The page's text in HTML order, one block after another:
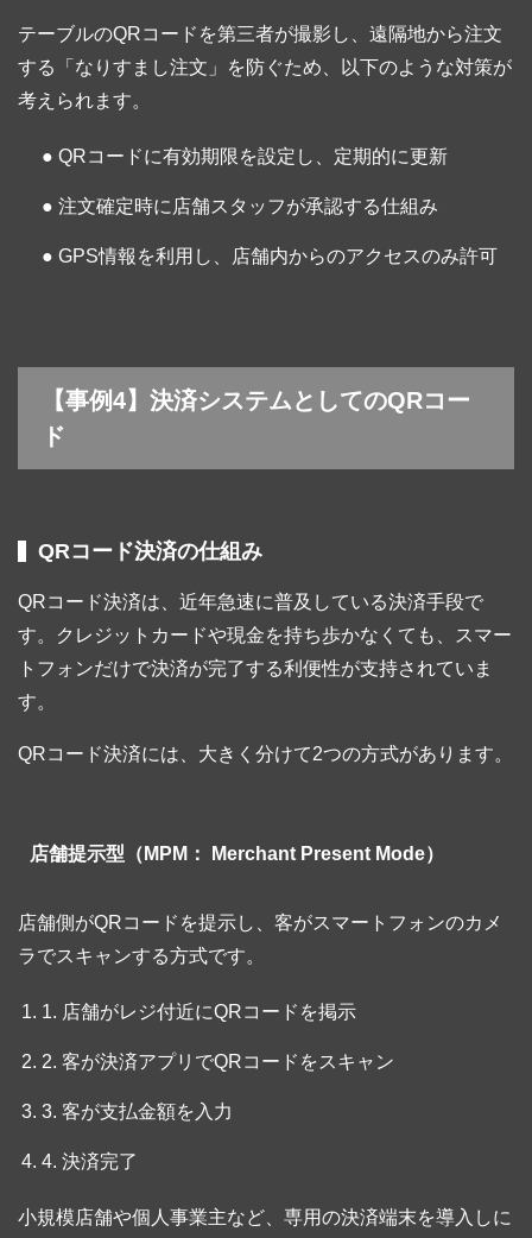
テーブルのQRコードを第三者が撮影し、遠隔地から注文
する「なりすまし注文」を防ぐため、以下のような対策が
考えられます。
● QRコードに有効期限を設定し、定期的に更新
● 注文確定時に店舗スタッフが承認する仕組み
● GPS情報を利用し、店舗内からのアクセスのみ許可
【事例4】決済システムとしてのQRコー
ド
QRコード決済の仕組み
QRコード決済は、近年急速に普及している決済手段で
す。クレジットカードや現金を持ち歩かなくても、スマー
トフォンだけで決済が完了する利便性が支持されていま
す。
QRコード決済には、大きく分けて2つの方式があります。
店舗提示型（MPM： Merchant Present Mode）
店舗側がQRコードを提示し、客がスマートフォンのカメ
ラでスキャンする方式です。
1. 店舗がレジ付近にQRコードを掲示
2. 客が決済アプリでQRコードをスキャン
3. 客が支払金額を入力
4. 決済完了
小規模店舗や個人事業主など、専用の決済端末を導入しに